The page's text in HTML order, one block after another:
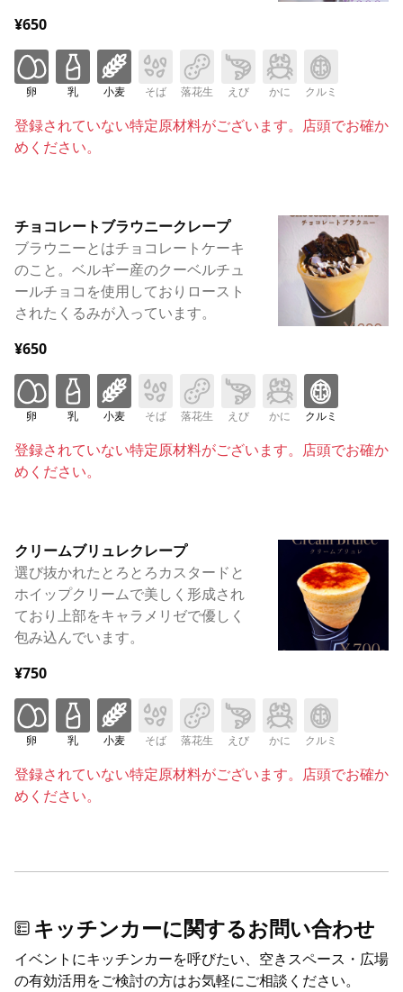
¥650
卵 乳 小麦 そば 落花生 えび かに クルミ
登録されていない特定原材料がございます。店頭でお確か
めください。
チョコレートブラウニークレープ
ブラウニーとはチョコレートケーキ
のこと。ベルギー産のクーベルチュ
ールチョコを使用しておりロースト
されたくるみが入っています。
¥650
卵 乳 小麦 そば 落花生 えび かに クルミ
登録されていない特定原材料がございます。店頭でお確か
めください。
クリームブリュレクレープ
選び抜かれたとろとろカスタードと
ホイップクリームで美しく形成され
ており上部をキャラメリゼで優しく
包み込んでいます。
¥750
卵 乳 小麦 そば 落花生 えび かに クルミ
登録されていない特定原材料がございます。店頭でお確か
めください。
キッチンカーに関するお問い合わせ
イベントにキッチンカーを呼びたい、空きスペース・広場
の有効活用をご検討の方はお気軽にご相談ください。